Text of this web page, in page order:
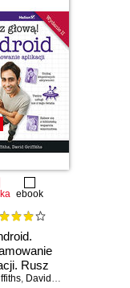
ebook
Rusz
Wydanie II
, David Griffiths